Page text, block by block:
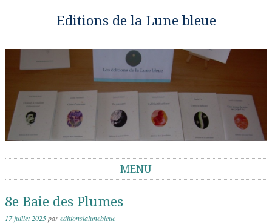
Editions de la Lune bleue
MENU
8e Baie des Plumes
17 juillet 2025pareditionslalunebleue